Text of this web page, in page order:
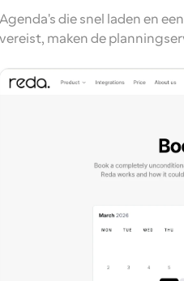
Agenda's die snel laden en
vereist, maken de